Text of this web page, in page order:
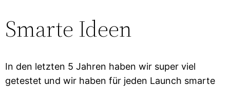
Smarte Ideen
In den letzten 5 Jahren haben wir super viel
getestet und wir haben für jeden Launch smarte